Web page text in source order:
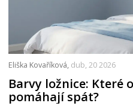
Eliška Kovaříková, dub, 20 2026
Barvy ložnice: Které
pomáhají spát?